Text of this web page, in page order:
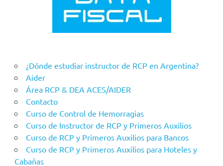
¿Dónde estudiar instructor de RCP en Argentina?
Aider
Área RCP & DEA ACES/AIDER
Contacto
Curso de Control de Hemorragias
Curso de Instructor de RCP y Primeros Auxilios
Curso de RCP y Primeros Auxilios para Bancos
Curso de RCP y Primeros Auxilios para Hoteles y
Cabañas